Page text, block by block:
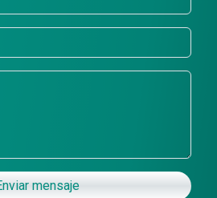
mensaje